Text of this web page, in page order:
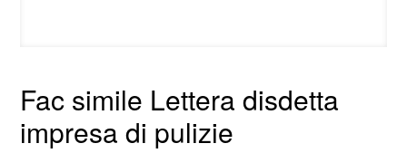
Fac simile Lettera disdetta
impresa di pulizie